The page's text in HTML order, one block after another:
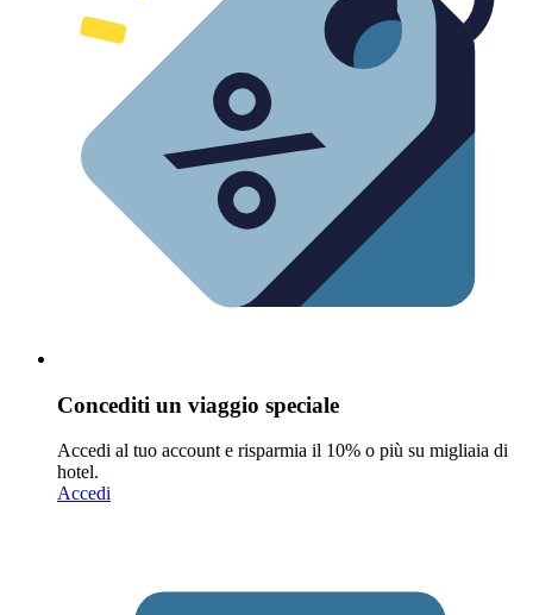
Concediti un viaggio speciale
Accedi al tuo account e risparmia il 10% o più su migliaia di
hotel.
Accedi